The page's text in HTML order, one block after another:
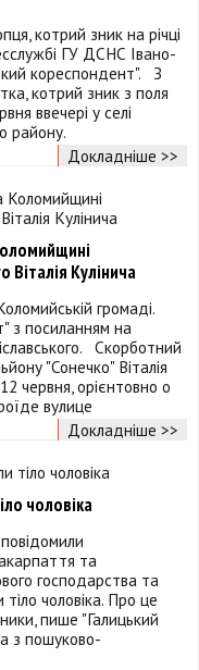
котрий зник на річці
ГУ ДСНС Івано-
кореспондент". З
котрий зник з поля
ввечері у селі
району.
Докладніше >>
Віталія Кулінича
громаді.
з посиланням на
Скорботний
"Сонечко" Віталія
червня, орієнтовно о
вулице
Докладніше >>
чоловіка
та
господарства та
чоловіка. Про це
пише "Галицький
з пошуково-